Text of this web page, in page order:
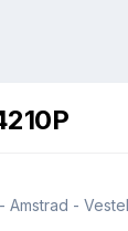
Amstrad - Vestel